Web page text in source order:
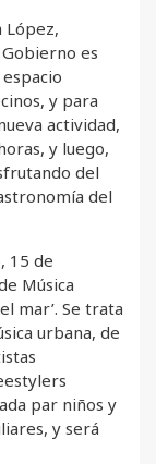
López,
es
y para
actividad,
y luego,
del
del
15 de
Música
mar’. Se trata
urbana, de
par niños y
y será